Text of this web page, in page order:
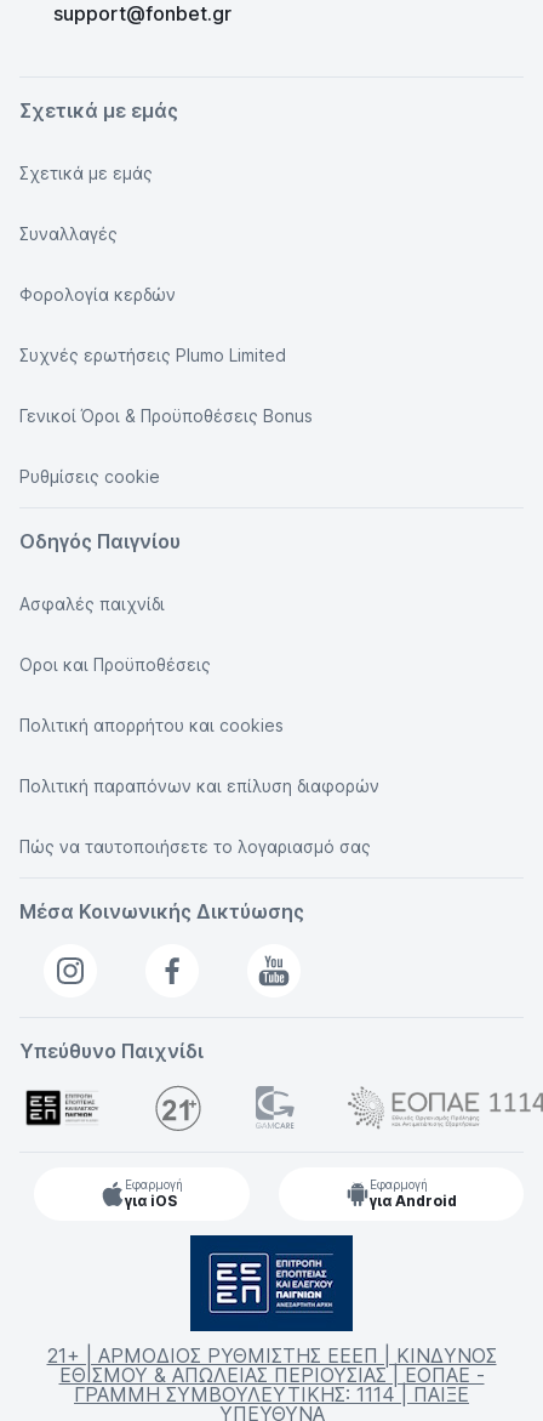
support@fonbet.gr
Σχετικά με εμάς
Σχετικά με εμάς
Συναλλαγές
Φορολογία κερδών
Συχνές ερωτήσεις Plumo Limited
Γενικοί Όροι & Προϋποθέσεις Bonus
Ρυθμίσεις cookie
Οδηγός Παιγνίου
Ασφαλές παιχνίδι
Οροι και Προϋποθέσεις
Πολιτική απορρήτου και cookies
Πολιτική παραπόνων και επίλυση διαφορών
Πώς να ταυτοποιήσετε το λογαριασμό σας
Μέσα Κοινωνικής Δικτύωσης
Υπεύθυνο Παιχνίδι
Εφαρμογή
για iOS
Εφαρμογή
για Android
21+ | ΑΡΜΟΔΙΟΣ ΡΥΘΜΙΣΤΗΣ ΕΕΕΠ | ΚΙΝΔΥΝΟΣ
ΕΘΙΣΜΟΥ & ΑΠΩΛΕΙΑΣ ΠΕΡΙΟΥΣΙΑΣ | ΕΟΠΑΕ -
ΓΡΑΜΜΗ ΣΥΜΒΟΥΛΕΥΤΙΚΗΣ: 1114 | ΠΑΙΞΕ
ΥΠΕΥΘΥΝΑ